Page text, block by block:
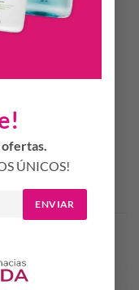
ÚNICOS!
ENVIAR
Utilizar una o